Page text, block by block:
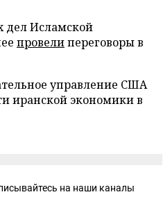
Исламской
провелипереговоры в
управление США
иранской экономики в
на наши каналы